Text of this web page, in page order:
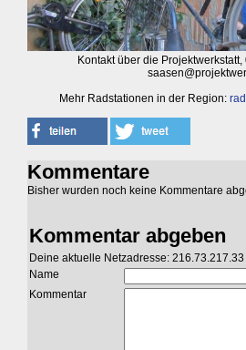
Kontakt über die
Mehr Radstationen in der Region:
Kommentare
Bisher wurden noch keine Kommentare
Kommentar abgeben
Deine aktuelle Netzadresse: 216.73.217.33
Name
Kommentar